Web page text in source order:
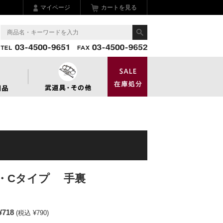
マイページ カートを見る
Cタイプ 手裏
(税込 ¥790)